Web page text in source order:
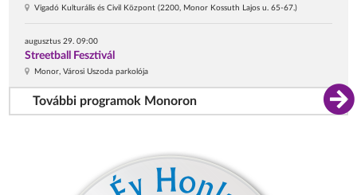
Vigadó Kulturális és Civil Központ (2200, Monor Kossuth Lajos u. 65-67.)
augusztus 29. 09:00
Streetball Fesztivál
Monor, Városi Uszoda parkolója
További programok Monoron